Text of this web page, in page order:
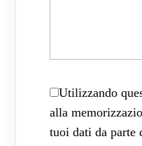
Utilizzando
alla
tuoi dati da parte